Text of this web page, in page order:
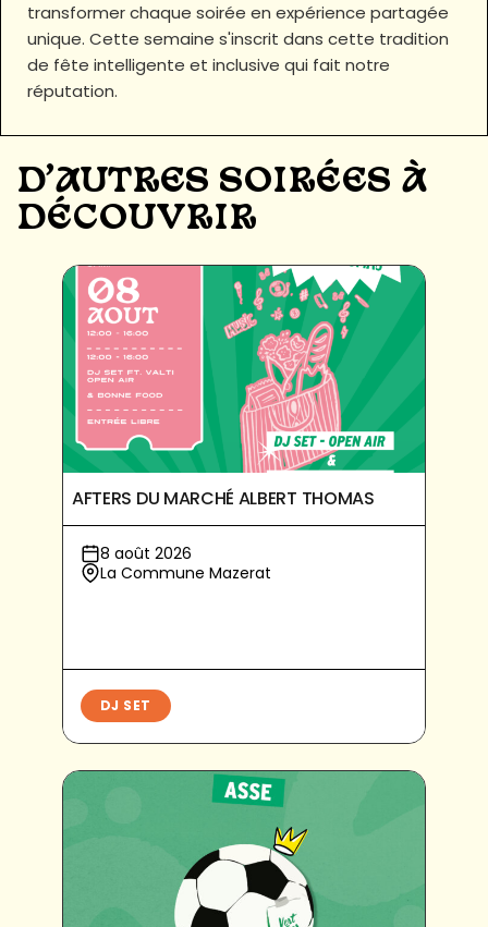
transformer chaque soirée en expérience partagée
unique. Cette semaine s'inscrit dans cette tradition
de fête intelligente et inclusive qui fait notre
réputation.
D'AUTRES SOIRÉES À
DÉCOUVRIR
AFTERS DU MARCHÉ ALBERT THOMAS
8 août 2026
La Commune Mazerat
DJ SET